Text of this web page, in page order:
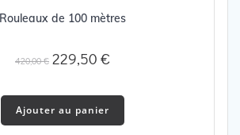
Rouleaux de 100 mètres
420,00€ Le
initial
était :
229,50 €
actuel
est :
Ajouter au panier